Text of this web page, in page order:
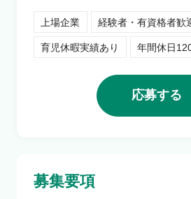
コンサル
上場企業 経験者・有資格者歓
育児休暇実績あり 年間休日
応募する
募集要項